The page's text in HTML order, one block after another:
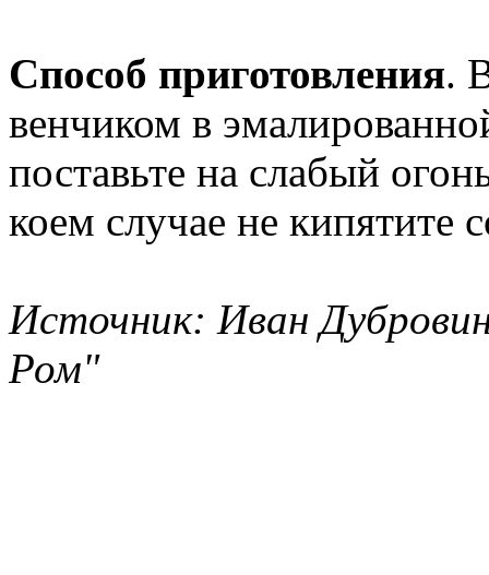
Способ приготовления.
венчиком в
поставьте на слабый
коем случае не кипятите
Источник: Иван
Ром"